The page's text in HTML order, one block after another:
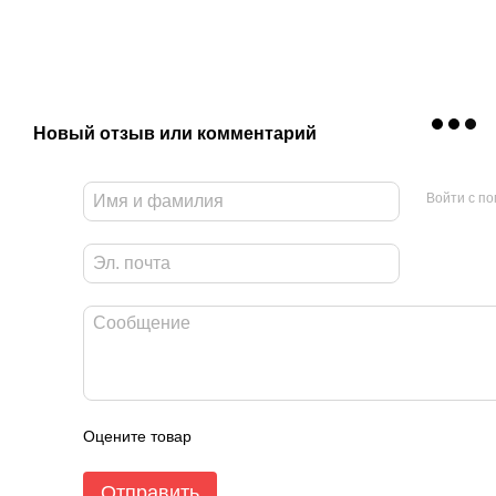
Новый отзыв или комментарий
Войти с
Оцените товар